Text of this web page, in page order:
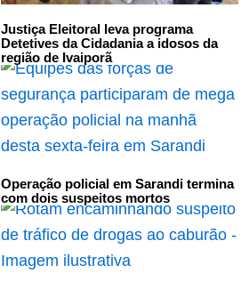
Justiça Eleitoral leva programa
Detetives da Cidadania a idosos da
região de Ivaiporã
Operação policial em Sarandi termina
com dois suspeitos mortos